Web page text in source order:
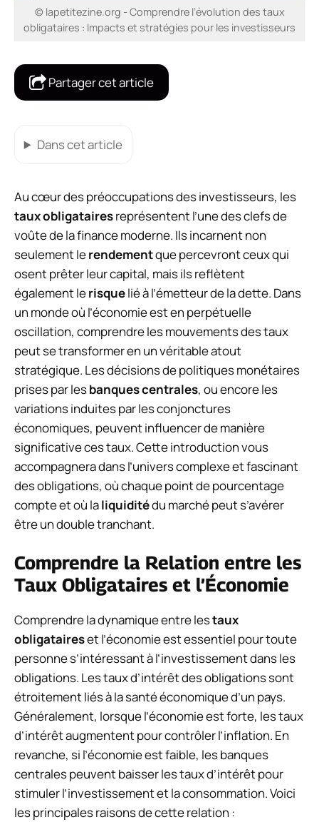
© lapetitezine.org - Comprendre l’évolution des taux
obligataires : Impacts et stratégies pour les investisseurs
Partager cet article
Dans cet article
Au cœur des préoccupations des investisseurs, les
taux obligatairesreprésentent l’une des clefs de
voûte de la finance moderne. Ils incarnent non
seulement lerendementque percevront ceux qui
osent prêter leur capital, mais ils reflètent
également lerisquelié à l’émetteur de la dette. Dans
un monde où l’économie est en perpétuelle
oscillation, comprendre les mouvements des taux
peut se transformer en un véritable atout
stratégique. Les décisions de politiques monétaires
prises par lesbanques centrales, ou encore les
variations induites par les conjonctures
économiques, peuvent influencer de manière
significative ces taux. Cette introduction vous
accompagnera dans l’univers complexe et fascinant
des obligations, où chaque point de pourcentage
compte et où laliquiditédu marché peut s’avérer
être un double tranchant.
Comprendre la Relation entre les
Taux Obligataires et l’Économie
Comprendre la dynamique entre lestaux
obligataireset l’économie est essentiel pour toute
personne s’intéressant à l’investissement dans les
obligations. Les taux d’intérêt des obligations sont
étroitement liés à la santé économique d’un pays.
Généralement, lorsque l’économie est forte, les taux
d’intérêt augmentent pour contrôler l’inflation. En
revanche, si l’économie est faible, les banques
centrales peuvent baisser les taux d’intérêt pour
stimuler l’investissement et la consommation. Voici
les principales raisons de cette relation :